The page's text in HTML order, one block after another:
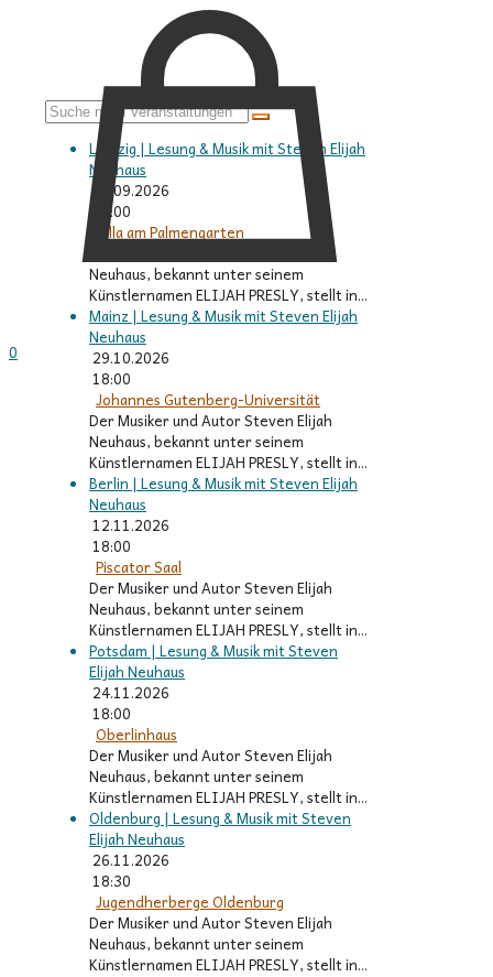
0
Leipzig | Lesung & Musik mit Steven Elijah
Neuhaus
18.09.2026
18:00
Villa am Palmengarten
Neuhaus, bekannt unter seinem
Künstlernamen ELIJAH PRESLY, stellt in...
Mainz | Lesung & Musik mit Steven Elijah
Neuhaus
29.10.2026
18:00
Johannes Gutenberg-Universität
Der Musiker und Autor Steven Elijah
Neuhaus, bekannt unter seinem
Künstlernamen ELIJAH PRESLY, stellt in...
Berlin | Lesung & Musik mit Steven Elijah
Neuhaus
12.11.2026
18:00
Piscator Saal
Der Musiker und Autor Steven Elijah
Neuhaus, bekannt unter seinem
Künstlernamen ELIJAH PRESLY, stellt in...
Potsdam | Lesung & Musik mit Steven
Elijah Neuhaus
24.11.2026
18:00
Oberlinhaus
Der Musiker und Autor Steven Elijah
Neuhaus, bekannt unter seinem
Künstlernamen ELIJAH PRESLY, stellt in...
Oldenburg | Lesung & Musik mit Steven
Elijah Neuhaus
26.11.2026
18:30
Jugendherberge Oldenburg
Der Musiker und Autor Steven Elijah
Neuhaus, bekannt unter seinem
Künstlernamen ELIJAH PRESLY, stellt in...